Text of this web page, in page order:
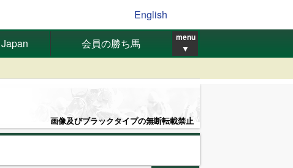
English
会員の勝ち馬 menu
▼
画像及びブラックタイプの無断転載禁止